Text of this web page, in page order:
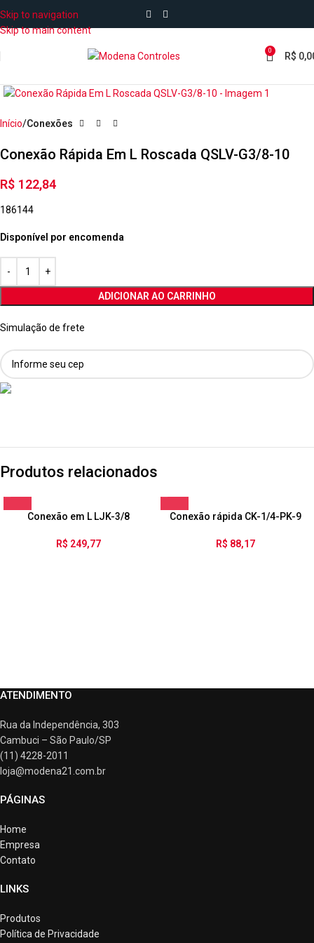
Skip to navigation
Skip to main content
0 R$
Início Conexões
Conexão Rápida Em L Roscada QSLV-G3/8-10
R$ 122,84
186144
Disponível por encomenda
ADICIONAR AO CARRINHO
Simulação de frete
Produtos relacionados
Conexão em L LJK-3/8
R$ 249,77
Conexão rápida CK-1/4-PK-9
R$ 88,17
ATENDIMENTO
Rua da Independência, 303
Cambuci – São Paulo/SP
(11) 4228-2011
loja@modena21.com.br
PÁGINAS
Home
Empresa
Contato
LINKS
Produtos
Política de Privacidade